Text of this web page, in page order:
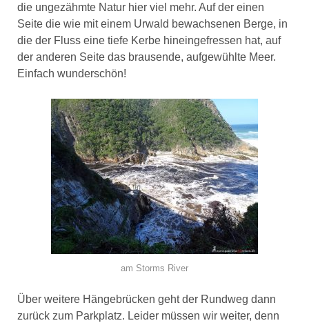
die ungezähmte Natur hier viel mehr. Auf der einen
Seite die wie mit einem Urwald bewachsenen Berge, in
die der Fluss eine tiefe Kerbe hineingefressen hat, auf
der anderen Seite das brausende, aufgewühlte Meer.
Einfach wunderschön!
am Storms River
Über weitere Hängebrücken geht der Rundweg dann
zurück zum Parkplatz. Leider müssen wir weiter, denn